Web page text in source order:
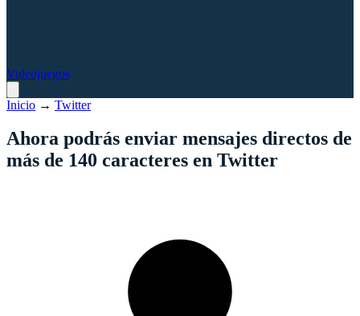
Videojuegos
Inicio → Twitter
Ahora podrás enviar mensajes directos de
más de 140 caracteres en Twitter